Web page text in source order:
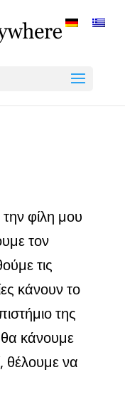
φίλη μου
τον
τις
κάνουν το
της
κάνουμε
θέλουμε να